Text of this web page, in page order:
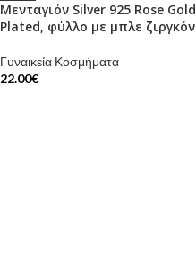
Μενταγιόν Silver 925 Rose Gold
Plated, φύλλο με μπλε ζιργκόν
Γυναικεία Κοσμήματα
22.00€